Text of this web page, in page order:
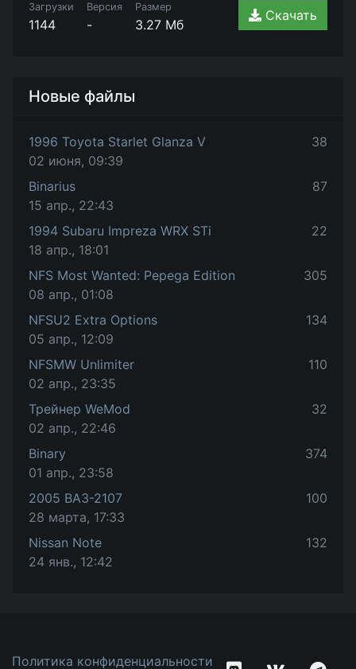
Загрузки
1144
Версия
-
Размер
3.27 Мб
Скачать
Новые файлы
1996 Toyota Starlet Glanza V
02 июня, 09:39
38
Binarius
15 апр., 22:43
87
1994 Subaru Impreza WRX STi
18 апр., 18:01
22
NFS Most Wanted: Pepega Edition
08 апр., 01:08
305
NFSU2 Extra Options
05 апр., 12:09
134
NFSMW Unlimiter
02 апр., 23:35
110
Трейнер WeMod
02 апр., 22:46
32
Binary
01 апр., 23:58
374
2005 ВАЗ-2107
28 марта, 17:33
100
Nissan Note
24 янв., 12:42
132
Политика конфиденциальности